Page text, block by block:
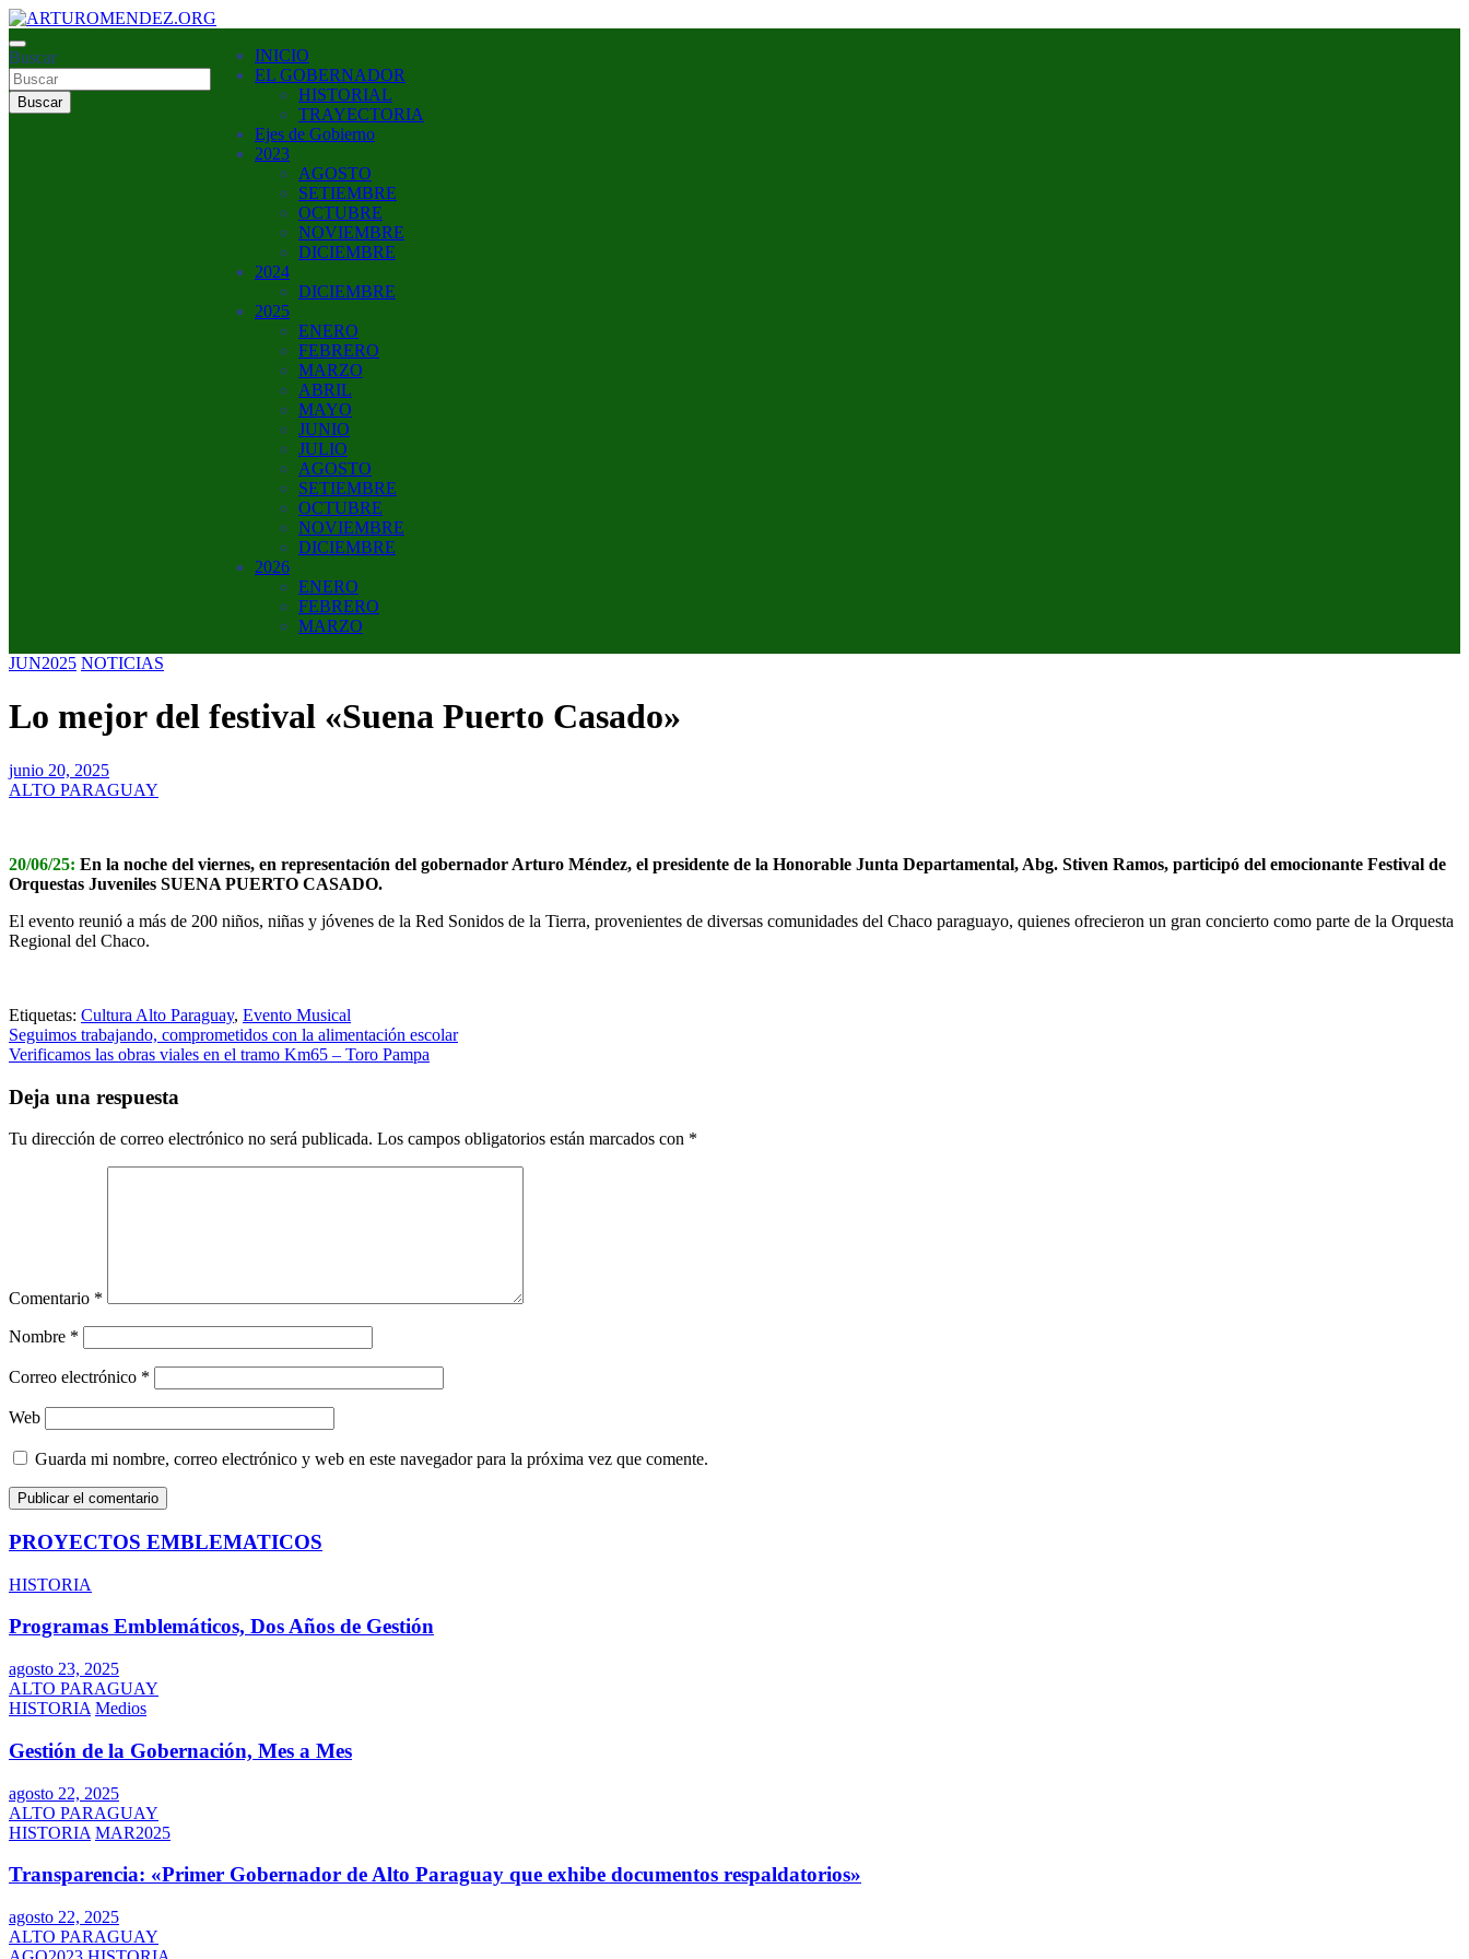
Saltar
al
contenido
ARTUROMENDEZ.ORG
ARTURO MENDEZ GOBERNADOR 2023
Buscar
Buscar
INICIO
EL GOBERNADOR
HISTORIAL
TRAYECTORIA
Ejes de Gobierno
2023
AGOSTO
SETIEMBRE
OCTUBRE
NOVIEMBRE
DICIEMBRE
2024
DICIEMBRE
2025
ENERO
FEBRERO
MARZO
ABRIL
MAYO
JUNIO
JULIO
AGOSTO
SETIEMBRE
OCTUBRE
NOVIEMBRE
DICIEMBRE
2026
ENERO
FEBRERO
MARZO
JUN2025 NOTICIAS
Lo mejor del festival «Suena Puerto Casado»
junio 20, 2025
ALTO PARAGUAY
20/06/25: En la noche del viernes, en representación del gobernador Arturo Méndez, el presidente de la Honorable Junta Departamental, Abg. Stiven Ramos, participó del emocionante Festival de
Orquestas Juveniles SUENA PUERTO CASADO.
El evento reunió a más de 200 niños, niñas y jóvenes de la Red Sonidos de la Tierra, provenientes de diversas comunidades del Chaco paraguayo, quienes ofrecieron un gran concierto como parte de la Orquesta
Regional del Chaco.
Etiquetas: Cultura Alto Paraguay, Evento Musical
Navegación
de
entradas
Seguimos trabajando, comprometidos con la alimentación escolar
Verificamos las obras viales en el tramo Km65 – Toro Pampa
Deja una respuesta
Tu dirección de correo electrónico no será publicada. Los campos obligatorios están marcados con *
Comentario *
Nombre *
Correo electrónico *
Web
Guarda mi nombre, correo electrónico y web en este navegador para la próxima vez que comente.
PROYECTOS EMBLEMATICOS
HISTORIA
Programas Emblemáticos, Dos Años de Gestión
agosto 23, 2025
ALTO PARAGUAY
HISTORIA Medios
Gestión de la Gobernación, Mes a Mes
agosto 22, 2025
ALTO PARAGUAY
HISTORIA MAR2025
Transparencia: «Primer Gobernador de Alto Paraguay que exhibe documentos respaldatorios»
agosto 22, 2025
ALTO PARAGUAY